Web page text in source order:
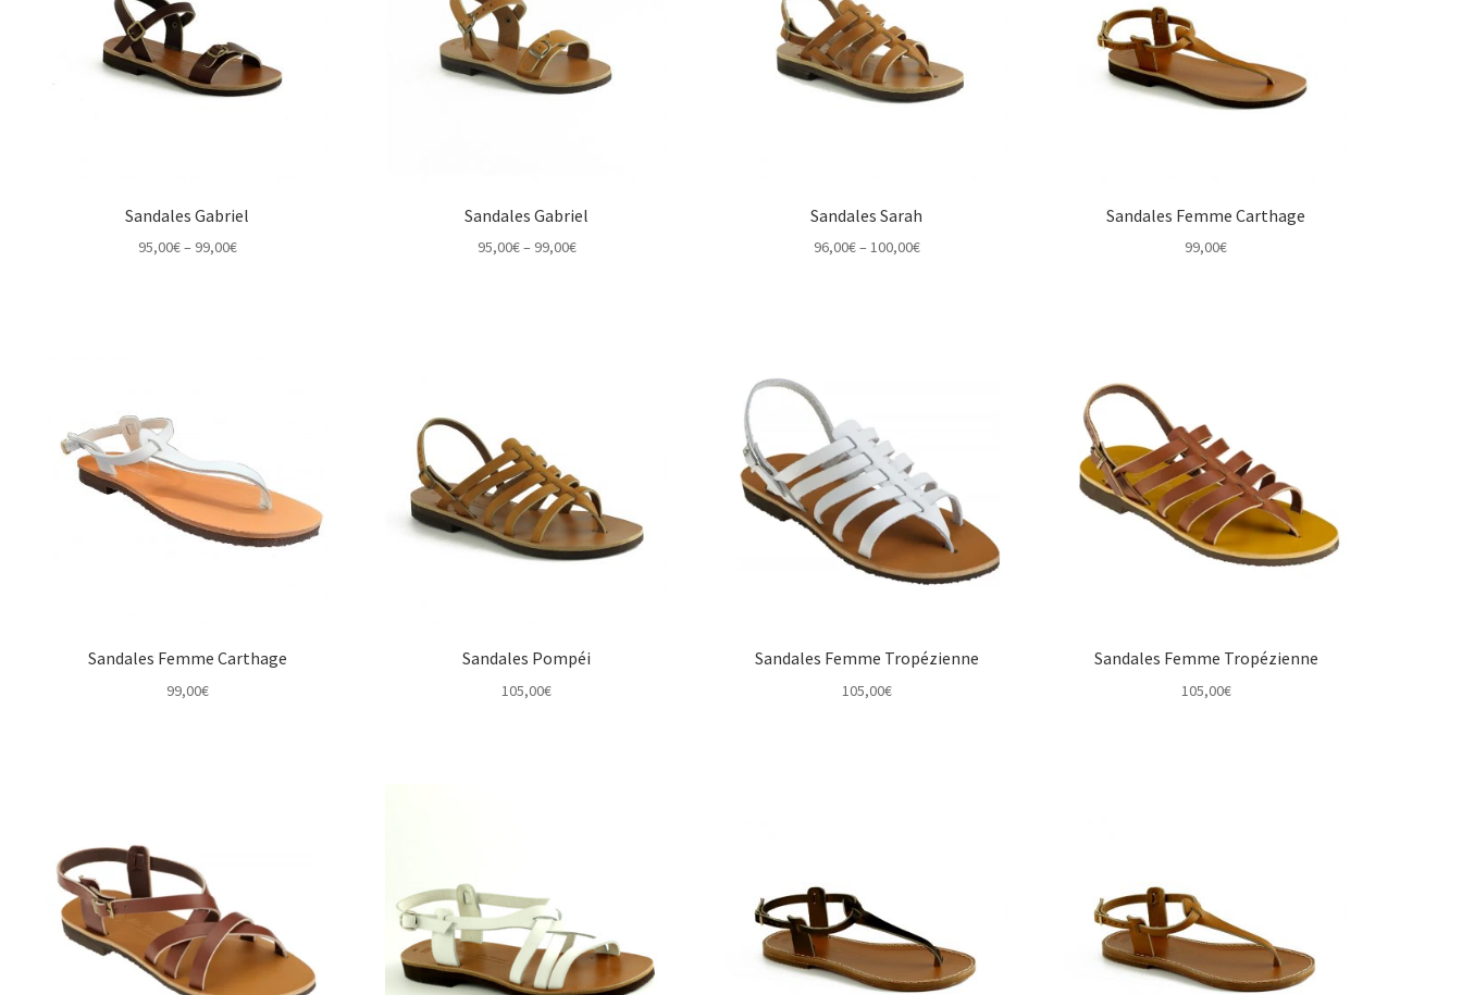
Sandales Gabriel
95,00€– 99,00€Price
Sandales Gabriel
95,00€– 99,00€Price
Sandales Sarah
96,00€– 100,00€Price
Sandales Femme Carthage
99,00€
Sandales Femme Carthage
99,00€
Sandales Pompéi
105,00€
Sandales Femme Tropézienne
105,00€
Sandales Femme Tropézienne
105,00€